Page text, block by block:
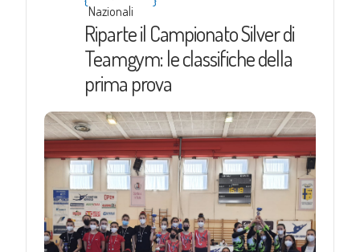
Nazionali
Riparte il Campionato Silver di
Teamgym: le classifiche della
prima prova